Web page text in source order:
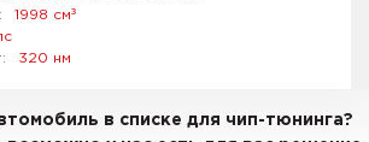
1998 см³
320 нм
в списке для чип-тюнинга?